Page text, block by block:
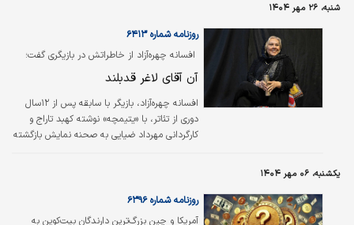
شنبه، ۲۶ مهر ۱۴۰۴
‌ افسانه چهره‌آزاد از خاطراتش در بازیگری گفت؛
روزنامه شماره ۶۴۱۳
آن آقای لاغر قدبلند
افسانه چهره‌آزاد، بازیگر با سابقه پس از ۱۲سال
دوری از تئاتر، با «یتیمچه» نوشته کهبد تاراج و
کارگردانی مهرداد ضیایی به صحنه نمایش بازگشته
یکشنبه، ۰۶ مهر ۱۴۰۴
آمریکا و چین بزرگ‌ترین دارندگان بیت‌کوین به
روزنامه شماره ۶۳۹۶